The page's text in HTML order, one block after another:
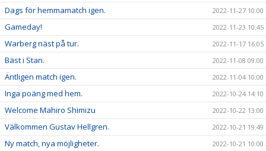
Dags för hemmamatch igen. 2022-11-27 10:00
Gameday! 2022-11-23 10:45
Warberg näst på tur. 2022-11-17 16:05
Bäst i Stan. 2022-11-08 09:00
Äntligen match igen. 2022-11-04 10:00
Inga poäng med hem. 2022-10-24 14:10
Welcome Mahiro Shimizu 2022-10-22 13:00
Välkommen Gustav Hellgren. 2022-10-21 19:49
Ny match, nya möjligheter. 2022-10-21 10:00